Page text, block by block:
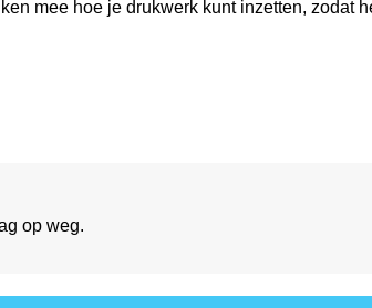
mee hoe je drukwerk kunt inzetten, zodat
op weg.